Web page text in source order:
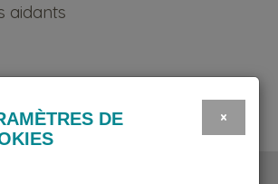
aidants
×
DE